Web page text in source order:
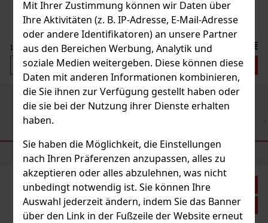
Mit Ihrer Zustimmung können wir Daten über
Ihre Aktivitäten (z. B. IP-Adresse, E-Mail-Adresse
oder andere Identifikatoren) an unsere Partner
aus den Bereichen Werbung, Analytik und
soziale Medien weitergeben. Diese können diese
Daten mit anderen Informationen kombinieren,
die Sie ihnen zur Verfügung gestellt haben oder
die sie bei der Nutzung ihrer Dienste erhalten
haben.
Sie haben die Möglichkeit, die Einstellungen
nach Ihren Präferenzen anzupassen, alles zu
akzeptieren oder alles abzulehnen, was nicht
unbedingt notwendig ist. Sie können Ihre
Auswahl jederzeit ändern, indem Sie das Banner
über den Link in der Fußzeile der Website erneut
1.49 €
Bestellen
Neu PreviousNext
EMPFOHLENE PRODUKTE
43%
Aktion